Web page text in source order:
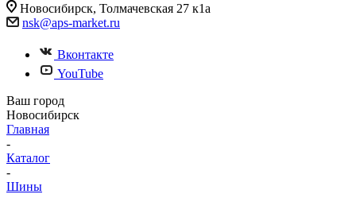
Новосибирск, Толмачевская 27 к1а
nsk@aps-market.ru
Вконтакте
YouTube
Ваш город
Новосибирск
Главная
-
Каталог
-
Шины